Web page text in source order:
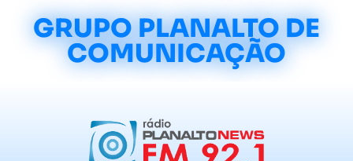
GRUPO PLANALTO DE
COMUNICAÇÃO